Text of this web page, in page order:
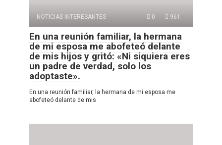
NOTICIAS INTERESANTES 0 961
En una reunión familiar, la hermana
de mi esposa me abofeteó delante
de mis hijos y gritó: «Ni siquiera eres
un padre de verdad, solo los
adoptaste».
En una reunión familiar, la hermana de mi esposa me
abofeteó delante de mis